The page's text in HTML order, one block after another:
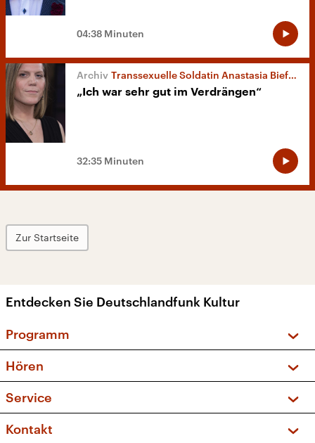
04:38 Minuten
Transsexuelle Soldatin Anastasia Biefang
„Ich war sehr gut im Verdrängen“
32:35 Minuten
Zur Startseite
Entdecken Sie Deutschlandfunk Kultur
Programm
Sendungen und Podcasts
Musikliste
Kakadu – Das Kinderprogramm
Hören
Frequenzen (UKW + DAB+)
Service
FAQ
Kontakt